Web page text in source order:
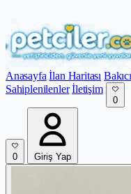
Anasayfa İlan Haritası
Sahiplenilenler İletişim
0
0 Giriş Yap